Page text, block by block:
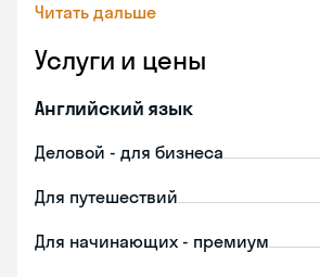
Читать дальше
Услуги и цены
Английский язык
Деловой - для бизнеса
Для путешествий
Для начинающих - премиум